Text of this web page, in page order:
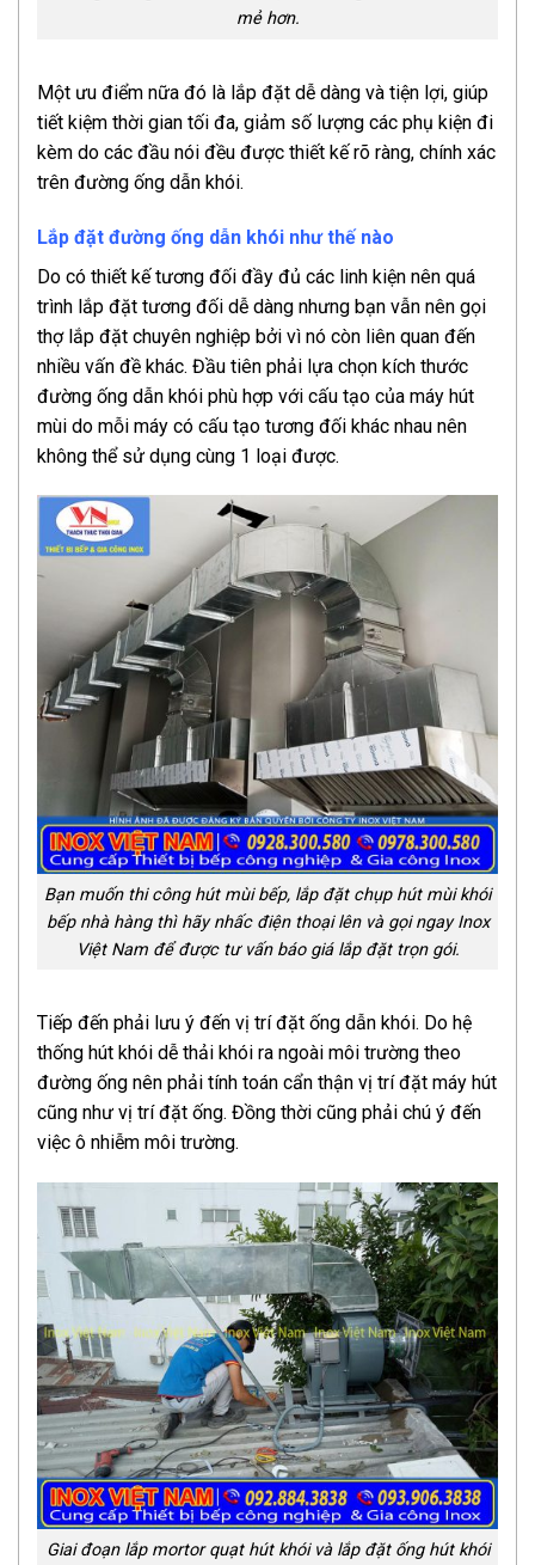
mẻ hơn.
Một ưu điểm nữa đó là lắp đặt dễ dàng và tiện lợi, giúp
tiết kiệm thời gian tối đa, giảm số lượng các phụ kiện đi
kèm do các đầu nói đều được thiết kế rõ ràng, chính xác
trên đường ống dẫn khói.
Lắp đặt đường ống dẫn khói như thế nào
Do có thiết kế tương đối đầy đủ các linh kiện nên quá
trình lắp đặt tương đối dễ dàng nhưng bạn vẫn nên gọi
thợ lắp đặt chuyên nghiệp bởi vì nó còn liên quan đến
nhiều vấn đề khác. Đầu tiên phải lựa chọn kích thước
đường ống dẫn khói phù hợp với cấu tạo của máy hút
mùi do mỗi máy có cấu tạo tương đối khác nhau nên
không thể sử dụng cùng 1 loại được.
Bạn muốn thi công hút mùi bếp, lắp đặt chụp hút mùi khói
bếp nhà hàng thì hãy nhấc điện thoại lên và gọi ngay Inox
Việt Nam để được tư vấn báo giá lắp đặt trọn gói.
Tiếp đến phải lưu ý đến vị trí đặt ống dẫn khói. Do hệ
thống hút khói dễ thải khói ra ngoài môi trường theo
đường ống nên phải tính toán cẩn thận vị trí đặt máy hút
cũng như vị trí đặt ống. Đồng thời cũng phải chú ý đến
việc ô nhiễm môi trường.
Giai đoạn lắp mortor quạt hút khói và lắp đặt ống hút khói